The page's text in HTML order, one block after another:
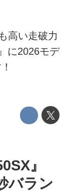
高い走破力
に2026モデ
』
バラン